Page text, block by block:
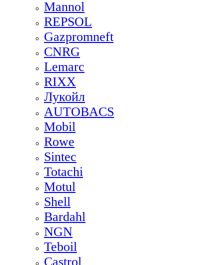
Mannol
REPSOL
Gazpromneft
CNRG
Lemarc
RIXX
Лукойл
AUTOBACS
Mobil
Rowe
Sintec
Totachi
Motul
Shell
Bardahl
NGN
Teboil
Castrol